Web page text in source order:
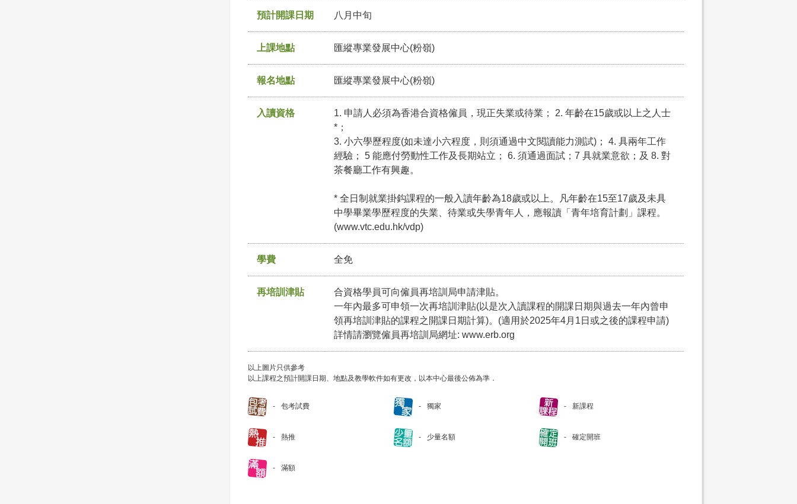
預計開課日期 八月中旬
上課地點 匯縱專業發展中心(粉嶺)
報名地點 匯縱專業發展中心(粉嶺)
入讀資格
1. 申請人必須為香港合資格僱員，現正失業或待業； 2. 年齡在15歲或以上之人士
*；
3. 小六學歷程度(如未達小六程度，則須通過中文閱讀能力測試)； 4. 具兩年工作
經驗； 5 能應付勞動性工作及長期站立； 6. 須通過面試；7 具就業意欲；及 8. 對
茶餐廳工作有興趣。
* 全日制就業掛鈎課程的一般入讀年齡為18歲或以上。凡年齡在15至17歲及未具
中學畢業學歷程度的失業、待業或失學青年人，應報讀「青年培育計劃」課程。
(www.vtc.edu.hk/vdp)
學費 全免
再培訓津貼
合資格學員可向僱員再培訓局申請津貼。
一年內最多可申領一次再培訓津貼(以是次入讀課程的開課日期與過去一年內曾申
領再培訓津貼的課程之開課日期計算)。(適用於2025年4月1日或之後的課程申請)
詳情請瀏覽僱員再培訓局網址: www.erb.org
以上圖片只供參考
以上課程之預計開課日期、地點及教學軟件如有更改，以本中心最後公佈為準．
包考試費 獨家 新課程
熱推 少量名額 確定開班
滿額